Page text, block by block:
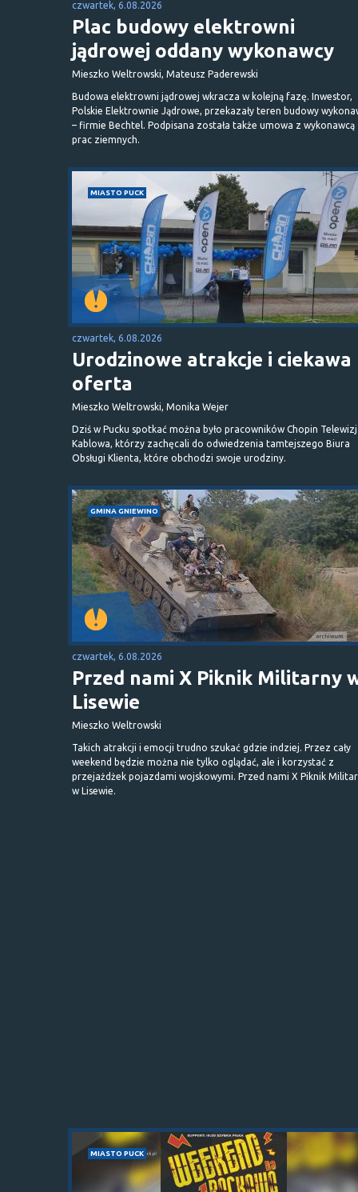
czwartek, 6.08.2026
Plac budowy elektrowni
jądrowej oddany wykonawcy
Mieszko Weltrowski, Mateusz Paderewski
Budowa elektrowni jądrowej wkracza w kolejną fazę. Inwestor,
Polskie Elektrownie Jądrowe, przekazały teren budowy
– firmie Bechtel. Podpisana została także umowa z wykonawcą
prac ziemnych.
MIASTO PUCK
czwartek, 6.08.2026
Urodzinowe atrakcje i ciekawa
oferta
Mieszko Weltrowski, Monika Wejer
Dziś w Pucku spotkać można było pracowników Chopin
Kablowa, którzy zachęcali do odwiedzenia tamtejszego Biura
Obsługi Klienta, które obchodzi swoje urodziny.
GMINA GNIEWINO
czwartek, 6.08.2026
Przed nami X Piknik Militarny
Lisewie
Mieszko Weltrowski
Takich atrakcji i emocji trudno szukać gdzie indziej. Przez cały
weekend będzie można nie tylko oglądać, ale i korzystać z
przejażdżek pojazdami wojskowymi. Przed nami X Piknik
w Lisewie.
MIASTO PUCK